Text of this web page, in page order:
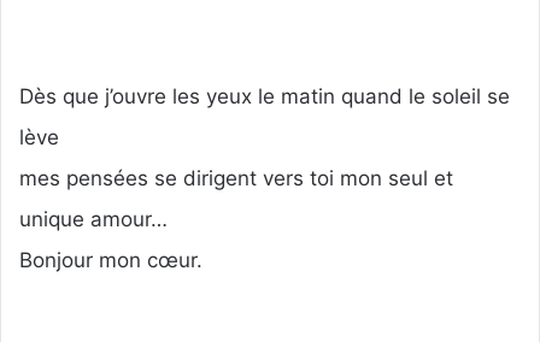
Dès que j’ouvre les yeux le matin quand le soleil se
lève
mes pensées se dirigent vers toi mon seul et
unique amour…
Bonjour mon cœur.